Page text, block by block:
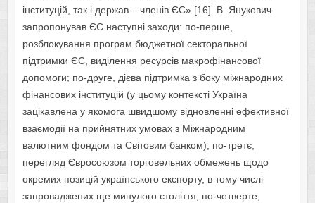
інституцій, так і держав – членів ЄС» [16]. В. Янукович
запропонував ЄС наступні заходи: по-перше,
розблокування програм бюджетної секторальної
підтримки ЄС, виділення ресурсів макрофінансової
допомоги; по-друге, дієва підтримка з боку міжнародних
фінансових інституцій (у цьому контексті Україна
зацікавлена у якомога швидшому відновленні ефективної
взаємодії на прийнятних умовах з Міжнародним
валютним фондом та Світовим банком); по-третє,
перегляд Євросоюзом торговельних обмежень щодо
окремих позицій українського експорту, в тому числі
запроваджених ще минулого століття; по-четверте,